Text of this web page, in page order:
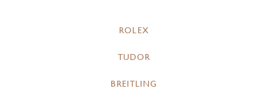
ROLEX
TUDOR
BREITLING